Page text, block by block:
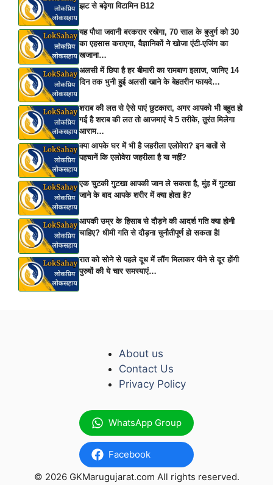
झट से बढ़ेगा विटामिन B12
यह पौधा जवानी बरकरार रखेगा, 70 साल के बुजुर्ग को 30
का एहसास कराएगा, वैज्ञानिकों ने खोजा एंटी-एजिंग का
खजाना…
अलसी में छिपा है हर बीमारी का रामबाण इलाज, जानिए 14
दिन तक भुनी हुई अलसी खाने के बेहतरीन फायदे…
शराब की लत से ऐसे पाएं छुटकारा, अगर आपको भी बहुत हो
गई है शराब की लत तो आजमाएं ये 5 तरीके, तुरंत मिलेगा
आराम…
क्या आपके घर में भी है जहरीला एलोवेरा? इन बातों से
पहचानें कि एलोवेरा जहरीला है या नहीं?
एक चुटकी गुटखा आपकी जान ले सकता है, मुंह में गुटखा
जाने के बाद आपके शरीर में क्या होता है?
आपकी उम्र के हिसाब से दौड़ने की आदर्श गति क्या होनी
चाहिए? धीमी गति से दौड़ना चुनौतीपूर्ण हो सकता है!
रात को सोने से पहले दूध में लौंग मिलाकर पीने से दूर होंगी
पुरुषों की ये चार समस्याएं…
WhatsApp Group
Facebook
About us
Contact Us
Privacy Policy
© 2026 GKMarugujarat.com All rights reserved.